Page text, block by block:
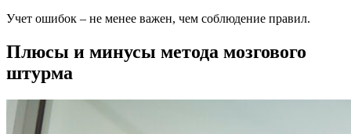
Учет ошибок – не менее важен, чем соблюдение правил.
Плюсы и минусы метода мозгового
штурма